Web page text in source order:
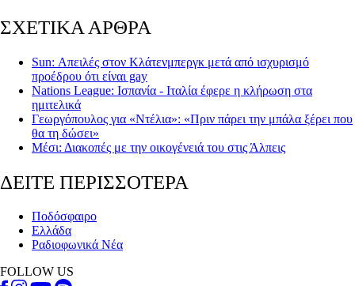
ΣΧΕΤΙΚΑ ΑΡΘΡΑ
Sun: Απειλές στον Κλάτενμπεργκ μετά από ισχυρισμό
προέδρου ότι είναι gay
Nations League: Ισπανία - Ιταλία έφερε η κλήρωση στα
ημιτελικά
Γεωργόπουλος για «Ντέλια»: «Πριν πάρει την μπάλα ξέρει που
θα τη δώσει»
Mέσι: Διακοπές με την οικογένειά του στις Άλπεις
ΔΕΙΤΕ ΠΕΡΙΣΣΟΤΕΡΑ
Ποδόσφαιρο
Ελλάδα
Ραδιοφωνικά Νέα
FOLLOW US